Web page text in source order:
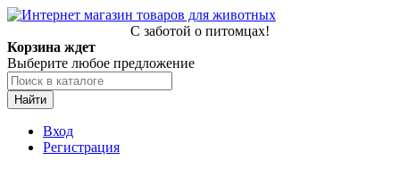
С заботой о питомцах!
Корзина ждет
Выберите любое предложение
Найти
Вход
Регистрация